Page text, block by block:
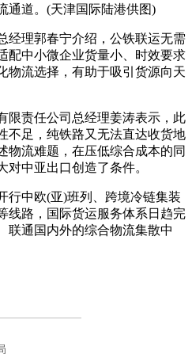
通道。(天津国际陆港供图)
理郭春宁介绍，公铁联运无需
配中小微企业货量小、时效要求
物流选择，有助于吸引货源向天
责任公司总经理姜涛表示，此
不足，纯铁路又无法直达收货地
物流难题，在压低综合成本的同
对中亚出口创造了条件。
中欧(亚)班列、跨境冷链集装
线路，国际货运服务体系日趋完
联通国内外的综合物流集散中